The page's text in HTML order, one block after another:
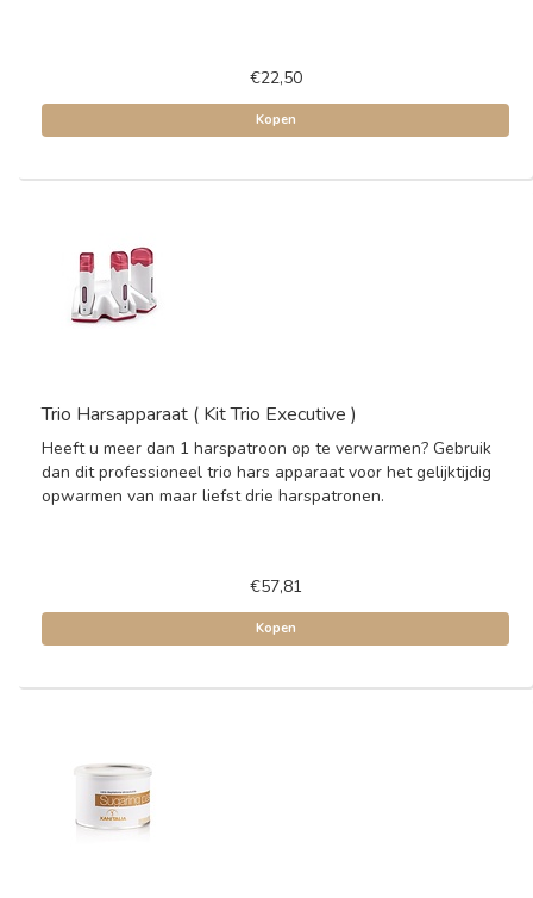
€22,50
Kopen
Trio Harsapparaat ( Kit Trio Executive )
Heeft u meer dan 1 harspatroon op te verwarmen? Gebruik
dan dit professioneel trio hars apparaat voor het gelijktijdig
opwarmen van maar liefst drie harspatronen.
€57,81
Kopen